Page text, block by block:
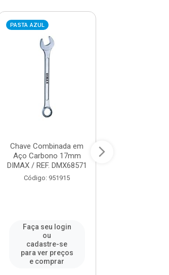
PASTA AZUL
Chave Combinada em
Aço Carbono 17mm
DIMAX / REF. DMX68571
Código: 951915
Faça seu login
ou
cadastre-se
para ver preços
e comprar